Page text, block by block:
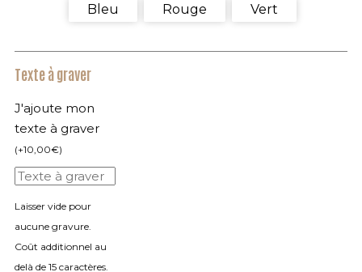
Bleu
Rouge Vert
Texte à graver
J'ajoute mon
texte à graver
(+10,00€)
Laisser vide pour
aucune gravure.
Coût additionnel au
delà de 15 caractères.